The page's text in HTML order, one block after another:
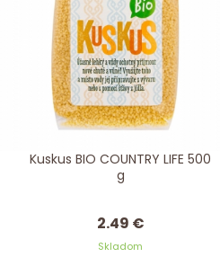
Kuskus BIO COUNTRY LIFE 500
g
2.49 €
Skladom